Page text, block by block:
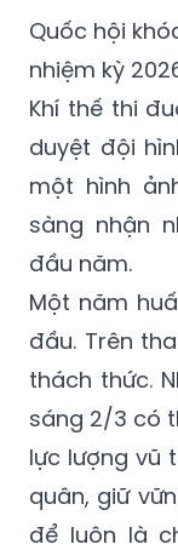
Quốc hội
nhiệm kỳ
Khí thế thi
duyệt đội
một hình
sàng nhận
đầu năm.
Một năm
đầu. Trên
thách thức.
sáng 2/3 có
lực lượng vũ
quân, giữ
để luôn là